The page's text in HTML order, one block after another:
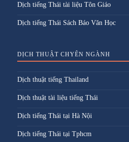
Dịch tiếng Thái tài liệu Tôn Giáo
Dịch tiếng Thái Sách Báo Văn Học
DỊCH THUẬT CHYÊN NGÀNH
Dịch thuật tiếng Thailand
Dịch thuật tài liệu tiếng Thái
Dịch tiếng Thái tại Hà Nội
Dịch tiếng Thái tại Tphcm